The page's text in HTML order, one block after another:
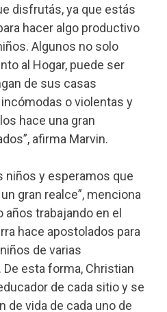
disfrutás, ya que estás
hacer algo productivo
Algunos no solo
al Hogar, puede ser
de sus casas
o violentas y
hace una gran
afirma Marvin.
niños y esperamos que
gran realce”, menciona
años trabajando en el
hace apostolados para
de varias
esta forma, Christian
de cada sitio y se
de vida de cada uno de